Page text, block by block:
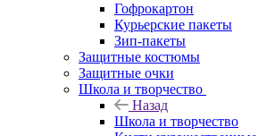
Гофрокартон
Курьерские пакеты
Зип-пакеты
Защитные костюмы
Защитные очки
Школа и творчество
Назад
Школа и творчество